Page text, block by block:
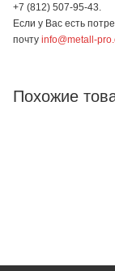
+7 (812) 507-95-43.
Если у Вас есть
почту info@metall-
Похожие